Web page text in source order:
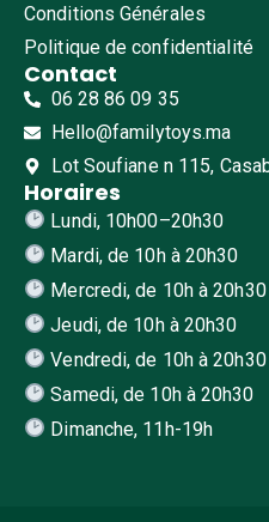
Conditions Générales
Politique de confidentialité
Contact
06 28 86 09 35
Hello@familytoys.ma
Lot Soufiane n 115,
Horaires
Lundi, 10h00–20h30
Mardi, de 10h à 20h30
Mercredi, de 10h à 20h30
Jeudi, de 10h à 20h30
Vendredi, de 10h à 20h30
Samedi, de 10h à 20h30
Dimanche, 11h-19h